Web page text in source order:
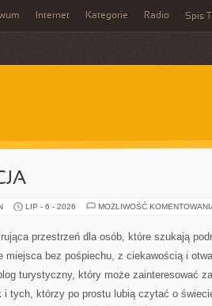
Internet Kategorie Radio Spis
LIP - 6 - 2026 MOŻLIWOŚĆ
przestrzeń dla osób, które szukają
miejsca bez pośpiechu, z ciekawością i
turystyczny, który może zainteresować
i tych, którzy po prostu lubią czytać o